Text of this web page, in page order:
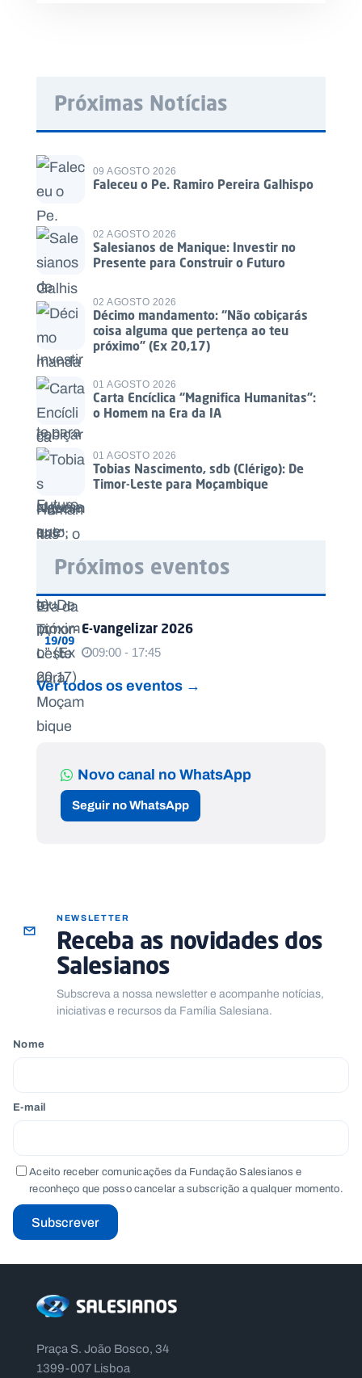
Próximas Notícias
09 AGOSTO 2026
Faleceu o Pe. Ramiro Pereira Galhispo
02 AGOSTO 2026
Salesianos de Manique: Investir no
Presente para Construir o Futuro
02 AGOSTO 2026
Décimo mandamento: “Não cobiçarás
coisa alguma que pertença ao teu
próximo” (Ex 20,17)
01 AGOSTO 2026
Carta Encíclica “Magnifica Humanitas”:
o Homem na Era da IA
01 AGOSTO 2026
Tobias Nascimento, sdb (Clérigo): De
Timor-Leste para Moçambique
Próximos eventos
19/09
E-vangelizar 2026
09:00 - 17:45
Ver todos os eventos →
Novo canal no WhatsApp
Seguir no WhatsApp
NEWSLETTER
Receba as novidades dos
Salesianos
Subscreva a nossa newsletter e acompanhe notícias,
iniciativas e recursos da Família Salesiana.
Nome
E-mail
Aceito receber comunicações da Fundação Salesianos e
reconheço que posso cancelar a subscrição a qualquer momento.
Subscrever
Praça S. João Bosco, 34
1399-007 Lisboa